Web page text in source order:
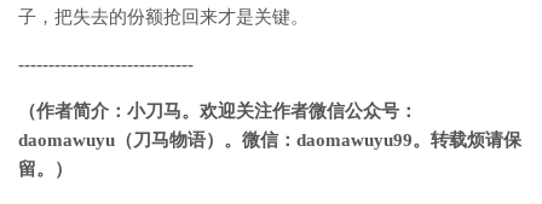
子，把失去的份额抢回来才是关键。
-----------------------------
（作者简介：小刀马。欢迎关注作者微信公众号：
daomawuyu （刀马物语）。微信：daomawuyu99。转载烦请保
留。）